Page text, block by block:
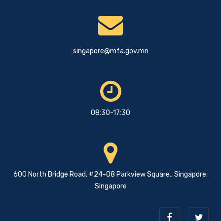
singapore@mfa.gov.mn
08:30-17:30
600 North Bridge Road. #24-08 Parkview Square., Singapore,
Singapore